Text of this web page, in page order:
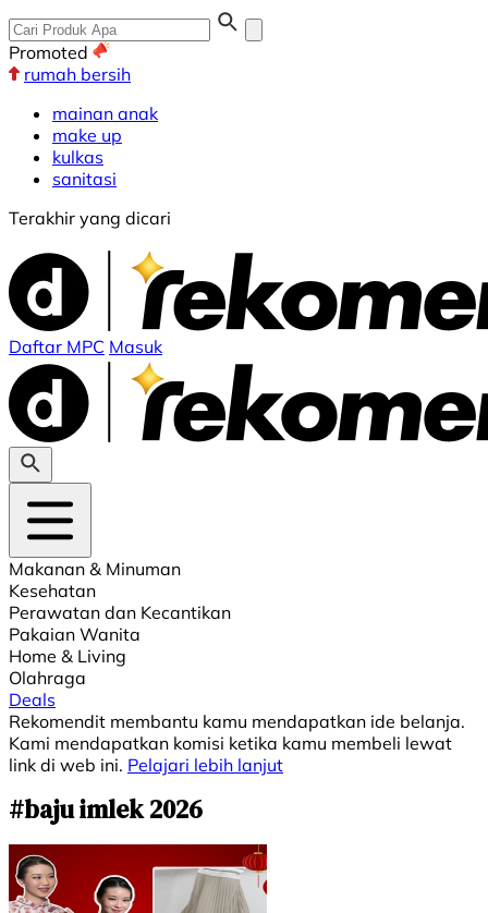
Promoted
rumah bersih
mainan anak
make up
kulkas
sanitasi
Terakhir yang dicari
Daftar MPC Masuk
Makanan & Minuman
Kesehatan
Perawatan dan Kecantikan
Pakaian Wanita
Home & Living
Olahraga
Deals
Rekomendit membantu kamu mendapatkan ide belanja.
Kami mendapatkan komisi ketika kamu membeli lewat
link di web ini. Pelajari lebih lanjut
#baju imlek 2026